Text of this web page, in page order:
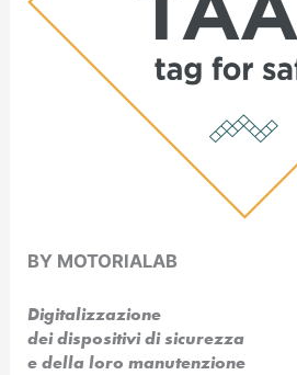
BY MOTORIALAB
Digitalizzazione
dei dispositivi di sicurezza
e della loro manutenzione